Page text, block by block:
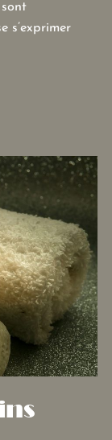
s’exprimer